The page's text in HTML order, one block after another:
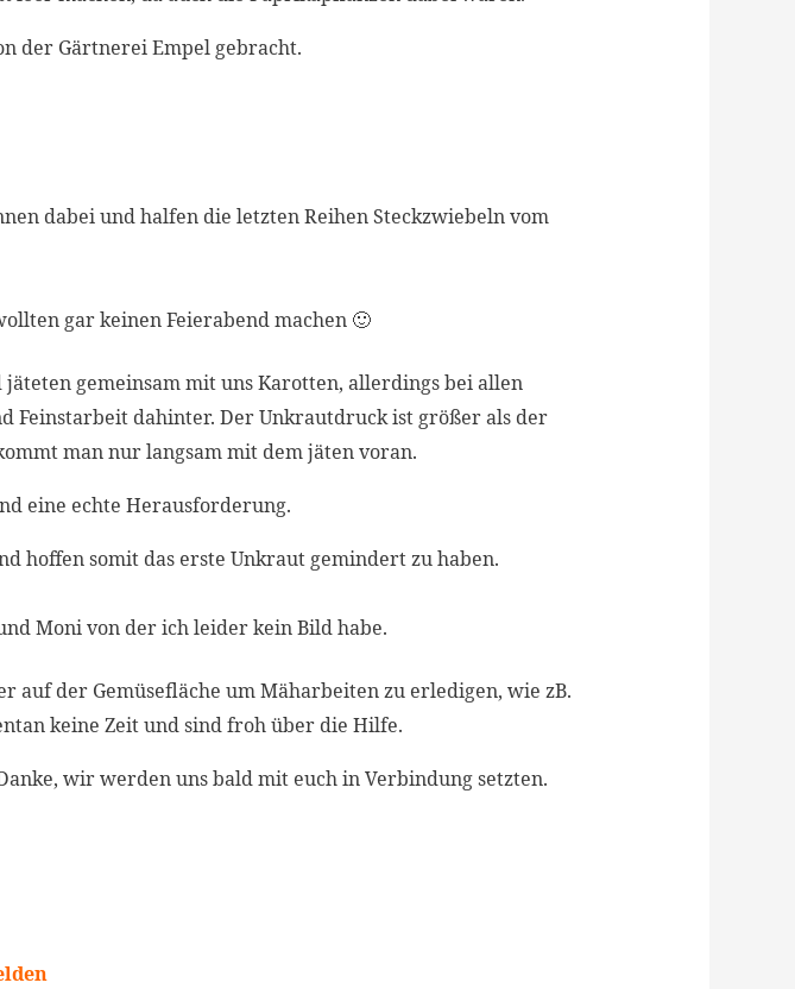
der Gärtnerei Empel gebracht.
dabei und halfen die letzten Reihen Steckzwiebeln vom
gar keinen Feierabend machen 🙂
gemeinsam mit uns Karotten, allerdings bei allen
Feinstarbeit dahinter. Der Unkrautdruck ist größer als der
man nur langsam mit dem jäten voran.
eine echte Herausforderung.
hoffen somit das erste Unkraut gemindert zu haben.
Moni von der ich leider kein Bild habe.
auf der Gemüsefläche um Mäharbeiten zu erledigen, wie zB.
keine Zeit und sind froh über die Hilfe.
wir werden uns bald mit euch in Verbindung setzten.